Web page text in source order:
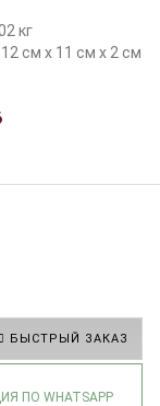
кг
см x 11 см x 2 см
БЫСТРЫЙ ЗАКАЗ
ПО WHATSAPP